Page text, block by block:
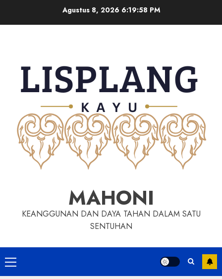
Agustus 8, 2026 6:19:59 PM
MAHONI
KEANGGUNAN DAN DAYA TAHAN DALAM SATU
SENTUHAN